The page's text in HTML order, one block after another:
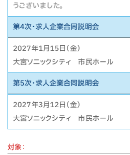
うございました。
第4次・求人企業合同説明会
2027年1月15日（金）
大宮ソニックシティ 市民ホール
第5次・求人企業合同説明会
2027年3月12日（金）
大宮ソニックシティ 市民ホール
対象：